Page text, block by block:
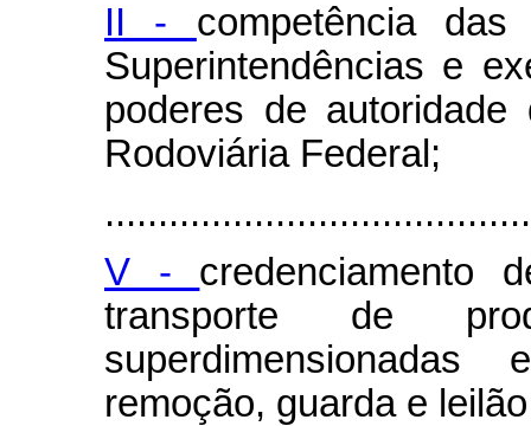
II - competência
Superintendências e
poderes de
Rodoviária Federal;
V - credenciamento
transporte de
superdimensionadas
remoção, guarda e